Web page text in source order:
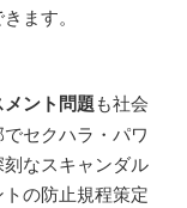
ます。
ント問題も社会
セクハラ・パワ
なスキャンダル
の防止規程策定